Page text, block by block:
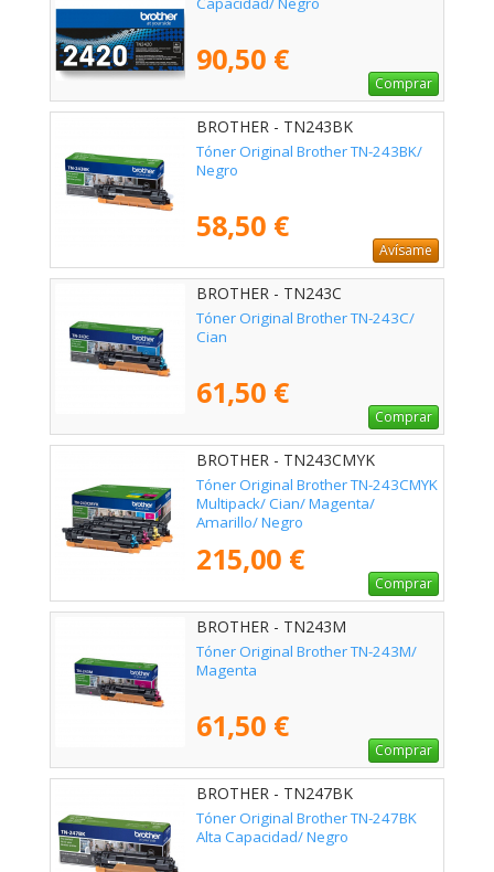
90,50 €
Comprar
BROTHER - TN243BK
Tóner Original Brother TN-243BK/
Negro
58,50 €
Avísame
BROTHER - TN243C
Tóner Original Brother TN-243C/
Cian
61,50 €
Comprar
BROTHER - TN243CMYK
Tóner Original Brother TN-243CMYK
Multipack/ Cian/ Magenta/
Amarillo/ Negro
215,00 €
Comprar
BROTHER - TN243M
Tóner Original Brother TN-243M/
Magenta
61,50 €
Comprar
BROTHER - TN247BK
Tóner Original Brother TN-247BK
Alta Capacidad/ Negro